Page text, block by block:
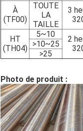
À
(TF00)
TOUTE
LA
TAILLE
3
HT
(TH04)
5~10
2
>10~25
>25
Photo de produit :